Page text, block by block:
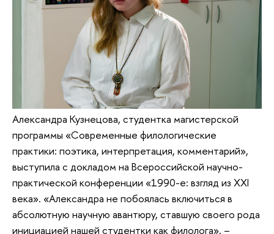
Александра Кузнецова, студентка магистерской
программы «Современные филологические
практики: поэтика, интерпретация, комментарий»,
выступила с докладом на Всероссийской научно-
практической конференции «1990-е: взгляд из XXI
века». «Александра не побоялась включиться в
абсолютную научную авантюру, ставшую своего рода
инициацией нашей студентки как филолога», –